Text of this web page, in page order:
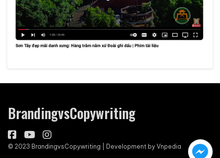
BrandingvsCopywriting
© 2023 BrandingvsCopywriting | Development by Vnpedia.